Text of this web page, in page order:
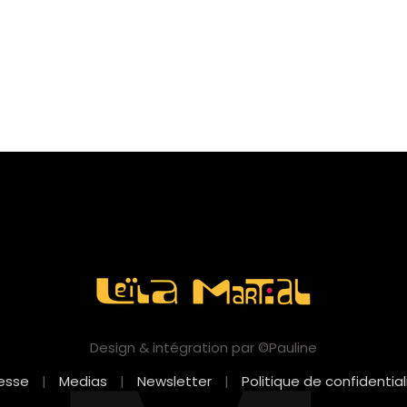
Design & intégration par ©Pauline
| Medias | Newsletter | Politique de